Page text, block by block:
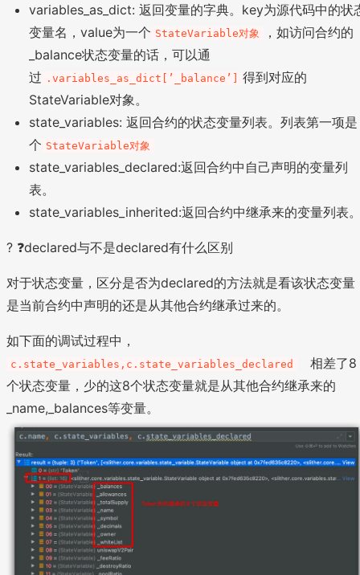
variables_as_dict: 返回变量的字典。key为源代码中的状
变量名，value为一个 StateVariable对象
，如访问合约的
_balance状态变量的话，可以通
过 .variables_as_dict[’_balance’]
得到对应的
StateVariable对象。
state_variables: 返回合约的状态变量列表。列表第一项是
个 StateVariable对象
state_variables_declared:返回合约中自己声明的变量列
表。
state_variables_inherited:返回合约中继承来的变量列表
? ❓declared与不是declared有什么区别
对于状态变量，区分是否为declared的方法就是看该状态变量
是当前合约中声明的还是从其他合约继承过来的。
如下面的调试过程中，
c.state_variables,c.state_variables_declared
相差了8
个状态变量，少的这8个状态变量就是从其他合约继承来的
_name,_balances等变量。